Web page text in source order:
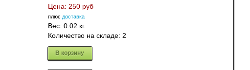
Цена: 250 руб
плюс доставка
Вес: 0.02 кг.
Количество на складе: 2
В корзину